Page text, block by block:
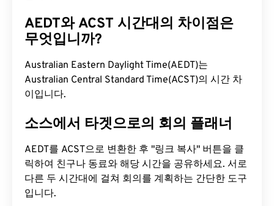
AEDT와 ACST 시간대의 차이점은
무엇입니까?
Australian Eastern Daylight Time(AEDT)는
Australian Central Standard Time(ACST)의 시간 차
이입니다.
소스에서 타겟으로의 회의 플래너
AEDT를 ACST으로 변환한 후 "링크 복사" 버튼을 클
릭하여 친구나 동료와 해당 시간을 공유하세요. 서로
다른 두 시간대에 걸쳐 회의를 계획하는 간단한 도구
입니다.